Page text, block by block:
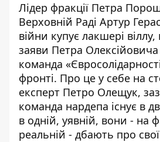
Лідер фракції Петра
Верховній Раді Артур
війни купує лакшері
заяви Петра
команда
фронті. Про це у себе на
експерт Петро Олещук,
команда нардепа існує в
в одній, уявній, вони - на
реальній - дбають про